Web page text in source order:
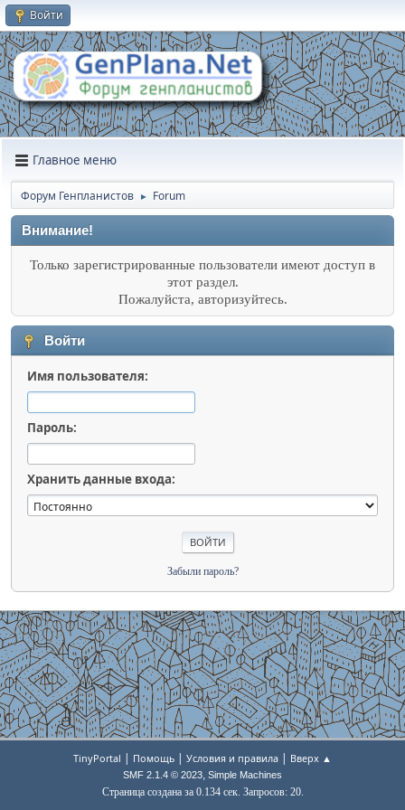
Войти
Главное меню
Форум Генпланистов ► Forum
Внимание!
Только зарегистрированные пользователи имеют доступ в
этот раздел.
Пожалуйста, авторизуйтесь.
Войти
Имя пользователя:
Пароль:
Хранить данные входа:
Забыли пароль?
TinyPortal | Помощь | Условия и правила | Вверх ▲
SMF 2.1.4 © 2023, Simple Machines
Страница создана за 0.134 сек. Запросов: 20.